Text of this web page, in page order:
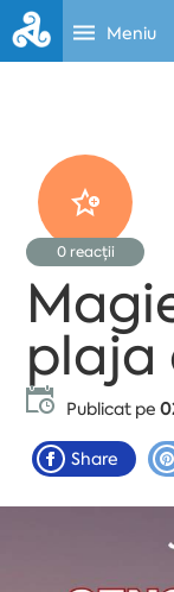
Meniu
0reacții
plaja
Publicat pe
Share